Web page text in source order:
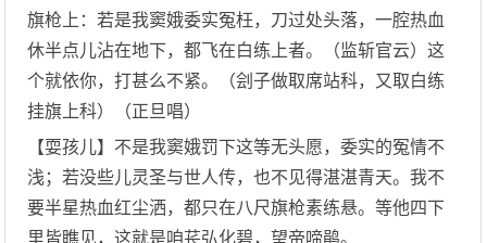
旗枪上：若是我窦娥委实冤枉，刀过处头落，一腔热血
休半点儿沾在地下，都飞在白练上者。（监斩官云）这
个就依你，打甚么不紧。（刽子做取席站科，又取白练
挂旗上科）（正旦唱）
【耍孩儿】不是我窦娥罚下这等无头愿，委实的冤情不
浅；若没些儿灵圣与世人传，也不见得湛湛青天。我不
要半星热血红尘洒，都只在八尺旗枪素练悬。等他四下
里皆瞧见，这就是咱苌弘化碧，望帝啼鹃。